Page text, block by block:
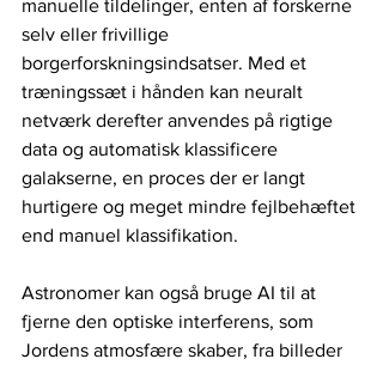
manuelle tildelinger, enten af forskerne
selv eller frivillige
borgerforskningsindsatser. Med et
træningssæt i hånden kan neuralt
netværk derefter anvendes på rigtige
data og automatisk klassificere
galakserne, en proces der er langt
hurtigere og meget mindre fejlbehæftet
end manuel klassifikation.
Astronomer kan også bruge AI til at
fjerne den optiske interferens, som
Jordens atmosfære skaber, fra billeder